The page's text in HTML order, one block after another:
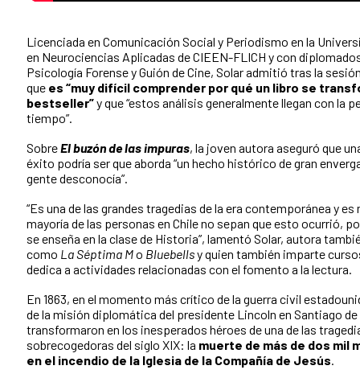
Licenciada en Comunicación Social y Periodismo en la
en Neurociencias Aplicadas de CIEEN-FLICH y con
Psicología Forense y Guión de Cine, Solar admitió tras la
que es “muy difícil comprender por qué un libro se
bestseller”y que “estos análisis generalmente llegan con la
tiempo”.
SobreEl buzón de las impuras, la joven autora aseguró que
éxito podría ser que aborda “un hecho histórico de gran
gente desconocía”.
“Es una de las grandes tragedias de la era contemporánea y es
mayoría de las personas en Chile no sepan que esto ocurrió,
se enseña en la clase de Historia”, lamentó Solar, autora
como La Séptima Mo Bluebellsy quien también imparte
dedica a actividades relacionadas con el fomento a la lectura.
En 1863, en el momento más crítico de la guerra civil
de la misión diplomática del presidente Lincoln en Santiago de
transformaron en los inesperados héroes de una de las
sobrecogedoras del siglo XIX: la muerte de más de dos mil
en el incendio de la Iglesia de la Compañía de Jesús.